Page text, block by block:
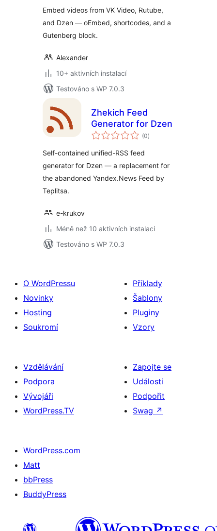
Embed videos from VK Video, Rutube,
and Dzen — oEmbed, shortcodes, and a
Gutenberg block.
Alexander
10+ aktivních instalací
Testováno s WP 7.0.3
Zhekich Feed
Generator for Dzen
(0celkové
hodnocení
)
Self-contained unified-RSS feed
generator for Dzen — a replacement for
the abandoned Yandex.News Feed by
Teplitsa.
e-krukov
Méně než 10 aktivních instalací
Testováno s WP 7.0.3
O WordPressu
Novinky
Hosting
Soukromí
Příklady
Šablony
Pluginy
Vzory
Vzdělávání
Podpora
Vývojáři
WordPress.TV
Zapojte se
Události
Podpořit
Swag ↗
WordPress.com
Matt
bbPress
BuddyPress